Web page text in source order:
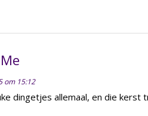
om 15:12
dingetjes allemaal, en die kerst